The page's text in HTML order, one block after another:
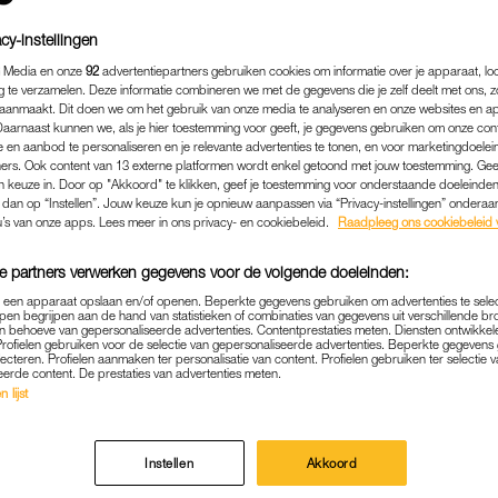
DER SLOOT BEKENT
OP NATALEE
BINNENLAND VOOR DE RECHTER
achttien jaar na de verdwijning van Natalee
strand van Aruba heeft vermoord. Dit zou Van
instellingen
en onze 92 advertentiepartners gebruiken cookies om informatie over je apparaat,
te verzamelen. Deze informatie combineren we met de gegevens die je zelf deelt met ons,
Dit doen we om het gebruik van onze media te analyseren en onze websites en
kunnen we, als je hier toestemming voor geeft, je gegevens gebruiken om onze
en aanbod te personaliseren en je relevante advertenties te tonen, en voor
Ook content van 13 externe platformen wordt enkel getoond met jouw toestemming.
keuze in. Door op "Akkoord" te klikken, geef je toestemming voor onderstaande
op “Instellen”. Jouw keuze kun je opnieuw aanpassen via “Privacy-instellingen”
van onze apps. Lees meer in ons privacy- en cookiebeleid.
Raadpleeg ons cookiebeleid
partners verwerken gegevens voor de volgende doeleinden:
apparaat opslaan en/of openen. Beperkte gegevens gebruiken om advertenties te
begrijpen aan de hand van statistieken of combinaties van gegevens uit verschillende
behoeve van gepersonaliseerde advertenties. Contentprestaties meten. Diensten
gebruiken voor de selectie van gepersonaliseerde advertenties. Beperkte
Profielen aanmaken ter personalisatie van content. Profielen gebruiken ter selectie
content. De prestaties van advertenties meten.
lijst
Instellen Akkoord